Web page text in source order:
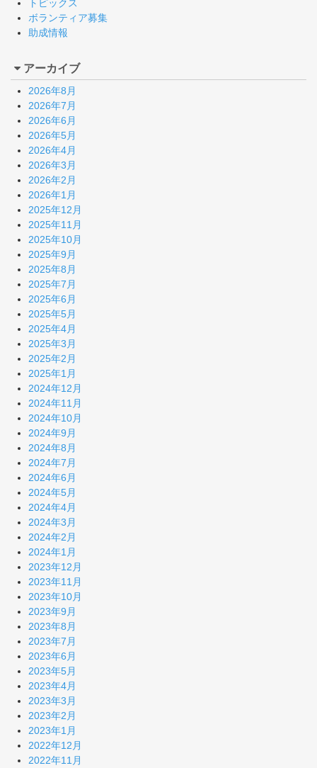
トピックス
ボランティア募集
助成情報
アーカイブ
2026年8月
2026年7月
2026年6月
2026年5月
2026年4月
2026年3月
2026年2月
2026年1月
2025年12月
2025年11月
2025年10月
2025年9月
2025年8月
2025年7月
2025年6月
2025年5月
2025年4月
2025年3月
2025年2月
2025年1月
2024年12月
2024年11月
2024年10月
2024年9月
2024年8月
2024年7月
2024年6月
2024年5月
2024年4月
2024年3月
2024年2月
2024年1月
2023年12月
2023年11月
2023年10月
2023年9月
2023年8月
2023年7月
2023年6月
2023年5月
2023年4月
2023年3月
2023年2月
2023年1月
2022年12月
2022年11月